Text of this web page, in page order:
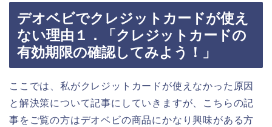
デオベビでクレジットカードが使え
ない理由１．「クレジットカードの
有効期限の確認してみよう！」
ここでは、私がクレジットカードが使えなかった原因
と解決策について記事にしていきますが、こちらの記
事をご覧の方はデオベビの商品にかなり興味がある方